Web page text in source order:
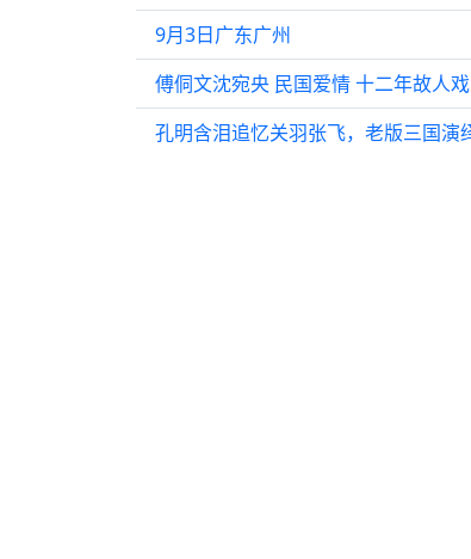
9月3日广东广州
傅侗文沈宛央 民国爱情 十二年故人戏